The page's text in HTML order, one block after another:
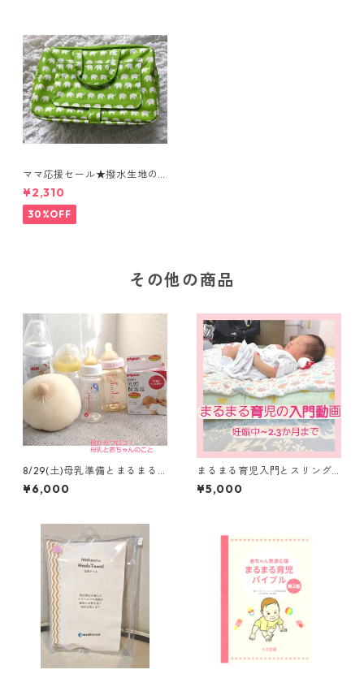
ママ応援セール★撥水生地の
表面は水にも汚れにも強く、
おしりふきがさっと出せる
おしゃれで機能的なおむつポ
ーチ
¥2,310
30%OFF
その他の商品
8/29(土)母乳準備とまるまる
育児の質問会10:00~(妊婦向
け~産後1か月以内) 産後一か
¥6,000
まるまる育児入門とスリング
事前動画 産後のLINEフォロ
ー1か月
¥5,000